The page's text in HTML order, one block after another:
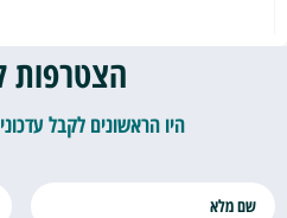
הצטרפות
היו הראשונים לקבל